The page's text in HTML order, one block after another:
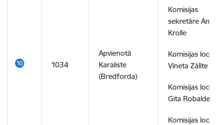
1034
Apvienotā
Karaliste
(Bredforda)
Komisijas
sekretāre
Krolle
Komisijas
Vineta Zālīte
Komisijas
Gita Robalde
Komisijas